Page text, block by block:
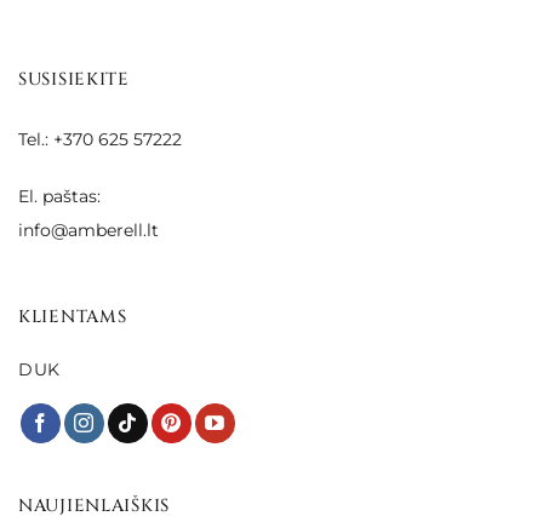
SUSISIEKITE
Tel.: +370 625 57222
El. paštas:
info@amberell.lt
KLIENTAMS
DUK
NAUJIENLAIŠKIS